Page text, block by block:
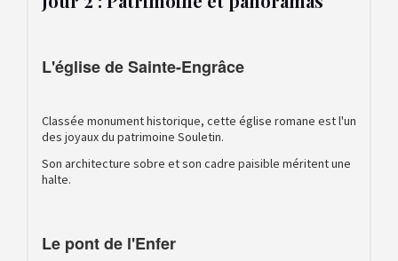
L'église de Sainte-Engrâce
Classée monument historique, cette église romane est l'un
des joyaux du patrimoine Souletin.
Son architecture sobre et son cadre paisible méritent une
halte.
Le pont de l'Enfer